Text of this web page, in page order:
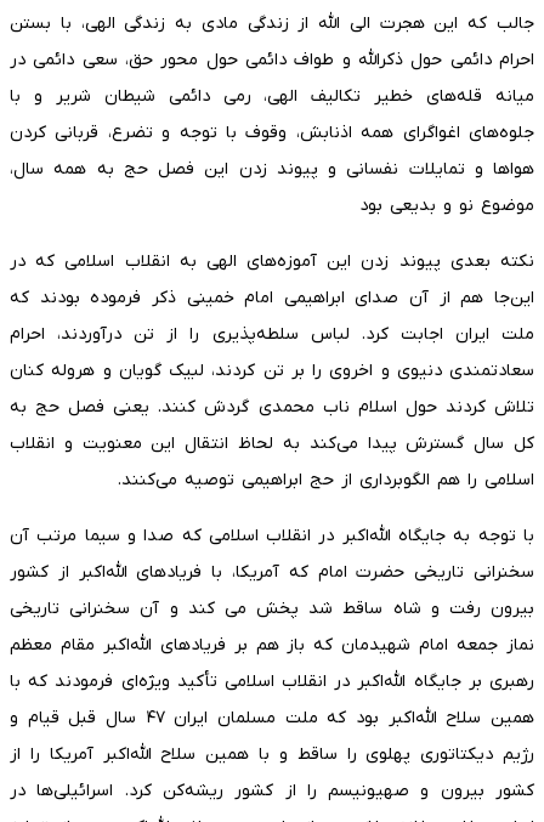
جالب که این هجرت الی الله از زندگی مادی به زندگی الهی، با بستن
احرام دائمی حول ذکرالله و طواف دائمی حول محور حق، سعی دائمی در
میانه قله‌های خطیر تکالیف الهی، رمی دائمی شیطان شریر و با
جلوه‌های اغواگرای همه اذنابش، وقوف با توجه و تضرع، قربانی کردن
هواها و تمایلات نفسانی و پیوند زدن این فصل حج به همه سال،
موضوع نو و بدیعی بود
نکته بعدی پیوند زدن این آموزه‌های الهی به انقلاب اسلامی که در
این‌جا هم از آن صدای ابراهیمی امام خمینی ذکر فرموده بودند که
ملت ایران اجابت کرد. لباس سلطه‌پذیری را از تن درآوردند، احرام
سعادتمندی دنیوی و اخروی را بر تن کردند، لبیک گویان و هروله کنان
تلاش کردند حول اسلام ناب محمدی گردش کنند. یعنی فصل حج به
کل سال گسترش پیدا می‌کند به لحاظ انتقال این معنویت و انقلاب
اسلامی را هم الگوبرداری از حج ابراهیمی توصیه می‌کنند.
با توجه به جایگاه الله‌اکبر در انقلاب اسلامی که صدا و سیما مرتب آن
سخنرانی تاریخی حضرت امام که آمریکا، با فریادهای الله‌اکبر از کشور
بیرون رفت و شاه ساقط شد پخش می کند و آن سخنرانی تاریخی
نماز جمعه امام شهیدمان که باز هم بر فریادهای الله‌اکبر مقام معظم
رهبری بر جایگاه الله‌اکبر در انقلاب اسلامی تأکید ویژه‌ای فرمودند که با
همین سلاح الله‌اکبر بود که ملت مسلمان ایران ۴۷ سال قبل قیام و
رژیم دیکتاتوری پهلوی را ساقط و با همین سلاح الله‌اکبر آمریکا را از
کشور بیرون و صهیونیسم را از کشور ریشه‌کن کرد. اسرائیلی‌ها در